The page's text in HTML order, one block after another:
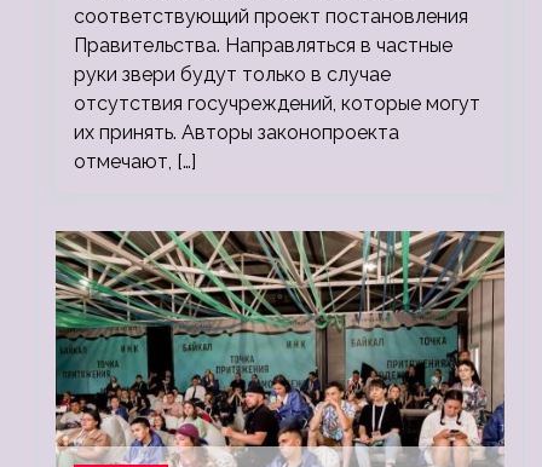
соответствующий проект постановления
Правительства. Направляться в частные
руки звери будут только в случае
отсутствия госучреждений, которые могут
их принять. Авторы законопроекта
отмечают, […]